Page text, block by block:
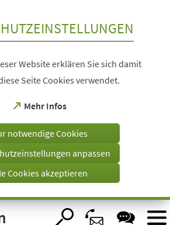
Website erklären Sie sich damit
Seite Cookies verwendet.
Mehr Infos
(Öffnet
einem
Tab)
notwendige Cookies
anpassen
Cookies akzeptieren